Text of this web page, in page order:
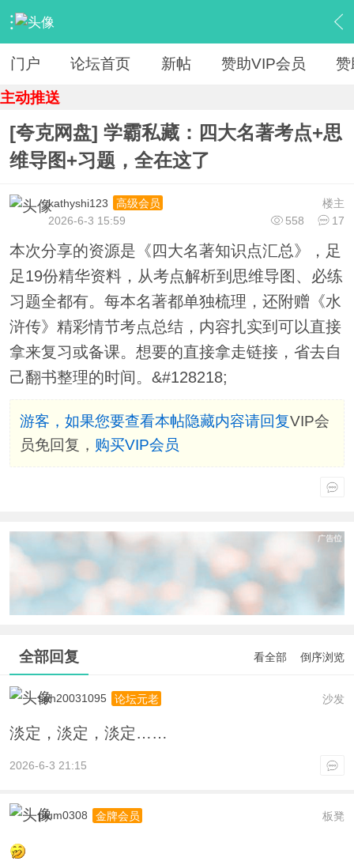
› 【 资源区 】 › 『教育学习』 › 内容
门户 论坛首页 新帖 赞助VIP会员 赞
主动推送
[夸克网盘] 学霸私藏：四大名著考点+思
维导图+习题，全在这了
楼主
kathyshi123
高级会员
558
17
2026-6-3 15:59
本次分享的资源是《四大名著知识点汇总》，足
足19份精华资料，从考点解析到思维导图、必练
习题全都有。每本名著都单独梳理，还附赠《水
浒传》精彩情节考点总结，内容扎实到可以直接
拿来复习或备课。想要的直接拿走链接，省去自
己翻书整理的时间。&#128218;
游客，如果您要查看本帖隐藏内容请回复VIP会
员免回复， 购买VIP会员
全部回复 看全部 倒序浏览
沙发
sph20031095 论坛元老
淡定，淡定，淡定……
2026-6-3 21:15
板凳
plum0308 金牌会员